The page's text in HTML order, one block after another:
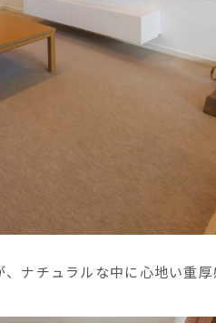
ナチュラルな中に心地い重